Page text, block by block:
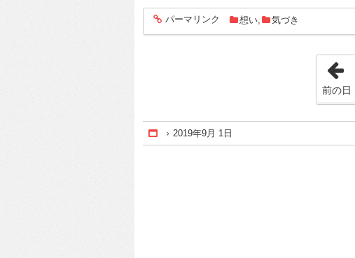
entry1193
パーマリンク 想い 気づき
前の日
Home
2019年9月 1日